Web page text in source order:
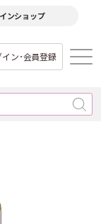
ンショップ
イン･会員登録